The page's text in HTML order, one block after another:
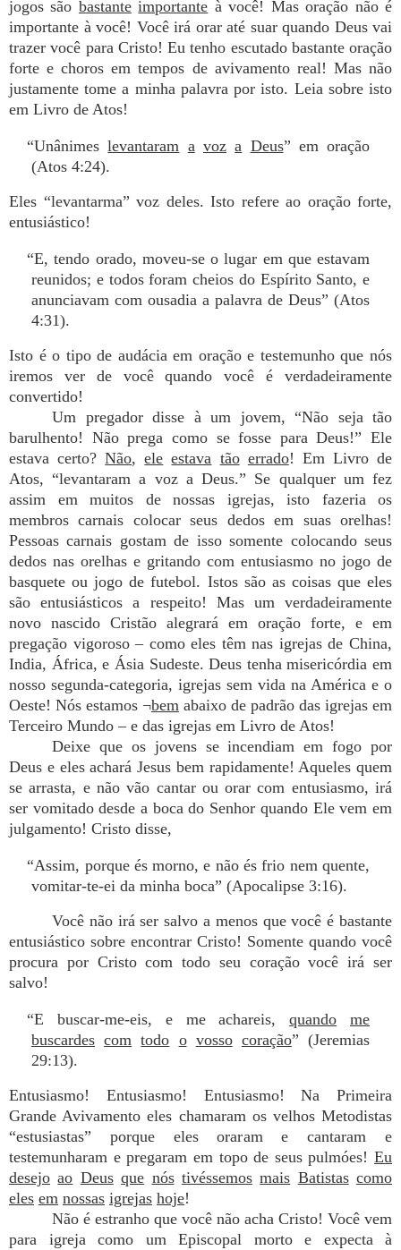
jogos são bastante importante à você! Mas oração não é
importante à você! Você irá orar até suar quando Deus vai
trazer você para Cristo! Eu tenho escutado bastante oração
forte e choros em tempos de avivamento real! Mas não
justamente tome a minha palavra por isto. Leia sobre isto
em Livro de Atos!
“Unânimeslevantaram a voz a Deus” em oração
(Atos 4:24).
Eles “levantarma” voz deles. Isto refere ao oração forte,
entusiástico!
“E, tendo orado, moveu-se o lugar em que estavam
reunidos; e todos foram cheios do Espírito Santo, e
anunciavam com ousadia a palavra de Deus” (Atos
4:31).
Isto é o tipo de audácia em oração e testemunho que nós
iremos ver de você quando você é verdadeiramente
convertido!
Um pregador disse à um jovem, “Não seja tão
barulhento! Não prega como se fosse para Deus!” Ele
estava certo?Não,ele estava tão errado! Em Livro de
Atos, “levantaram a voz a Deus.” Se qualquer um fez
assim em muitos de nossas igrejas, isto fazeria os
membros carnais colocar seus dedos em suas orelhas!
Pessoas carnais gostam de isso somente colocando seus
dedos nas orelhas e gritando com entusiasmo no jogo de
basquete ou jogo de futebol. Istos são as coisas que eles
são entusiásticos a respeito! Mas um verdadeiramente
novo nascido Cristão alegrará em oração forte, e em
pregação vigoroso – como eles têm nas igrejas de China,
India, África, e Ásia Sudeste. Deus tenha misericórdia em
nosso segunda-categoria, igrejas sem vida na América e o
Oeste! Nós estamos ¬bem abaixo de padrão das igrejas em
Terceiro Mundo – e das igrejas em Livro de Atos!
Deixe que os jovens se incendiam em fogo por
Deus e eles achará Jesus bem rapidamente! Aqueles quem
se arrasta, e não vão cantar ou orar com entusiasmo, irá
ser vomitado desde a boca do Senhor quando Ele vem em
julgamento! Cristo disse,
“Assim, porque és morno, e não és frio nem quente,
vomitar-te-ei da minha boca” (Apocalipse 3:16).
Você não irá ser salvo a menos que você é bastante
entusiástico sobre encontrar Cristo! Somente quando você
procura por Cristo com todo seu coração você irá ser
salvo!
“E buscar-me-eis, e me achareis,quando
me
buscardes com todo o vosso coração” (Jeremias
29:13).
Entusiasmo! Entusiasmo! Entusiasmo! Na Primeira
Grande Avivamento eles chamaram os velhos Metodistas
“estusiastas” porque eles oraram e cantaram e
testemunharam e pregaram em topo de seus pulmóes! Eu
desejo ao Deus que nós tivéssemos mais Batistas como
eles em nossas igrejas hoje!
Não é estranho que você não acha Cristo! Você vem
para igreja como um Episcopal morto e expecta à